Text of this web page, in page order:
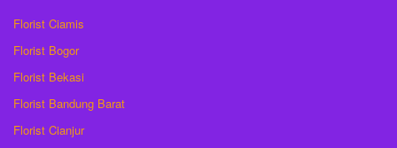
Florist Ciamis
Florist Bogor
Florist Bekasi
Florist Bandung Barat
Florist Cianjur